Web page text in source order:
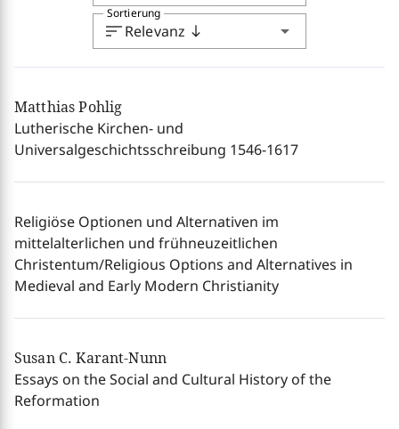
sortRelevanz south arrow_drop_down
Sortierung
Matthias Pohlig
Lutherische Kirchen- und
Universalgeschichtsschreibung 1546-1617
Religiöse Optionen und Alternativen im
mittelalterlichen und frühneuzeitlichen
Christentum/Religious Options and Alternatives in
Medieval and Early Modern Christianity
Susan C. Karant-Nunn
Essays on the Social and Cultural History of the
Reformation